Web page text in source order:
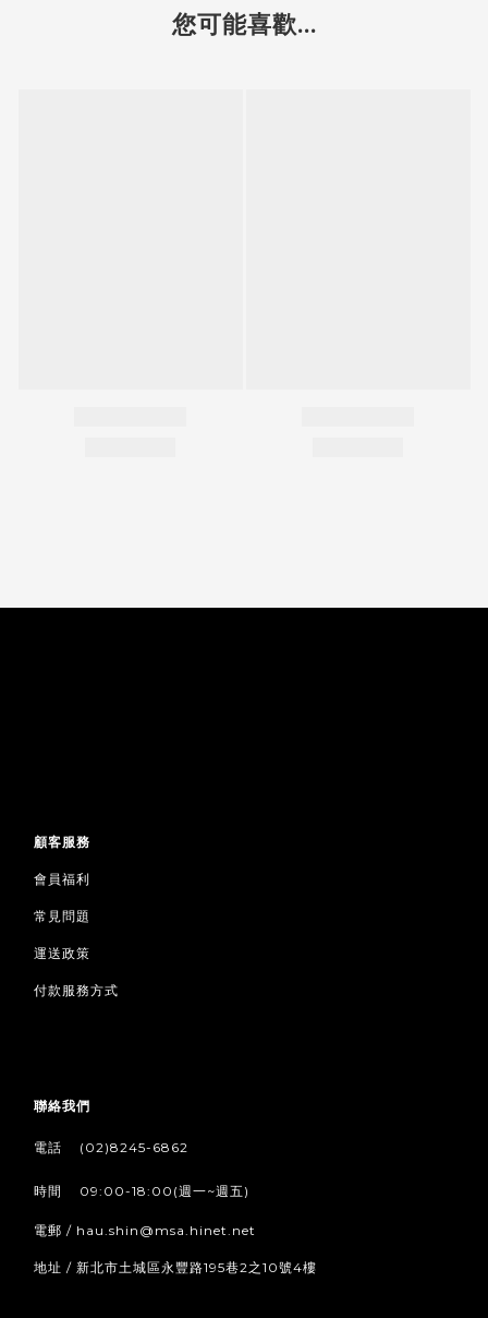
您可能喜歡...
顧客服務
會員福利
常見問題
運送政策
付款服務方式
聯絡我們
電話 (02)8245-6862
時間 09:00-18:00(週一~週五)
電郵 / hau.shin@msa.hinet.net
地址 / 新北市土城區永豐路195巷2之10號4樓